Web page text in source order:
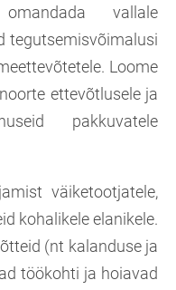
vallale
tegutsemisvõimalusi
Loome
ettevõtlusele ja
pakkuvatele
väiketootjatele,
kohalikele elanikele.
(nt kalanduse ja
töökohti ja hoiavad